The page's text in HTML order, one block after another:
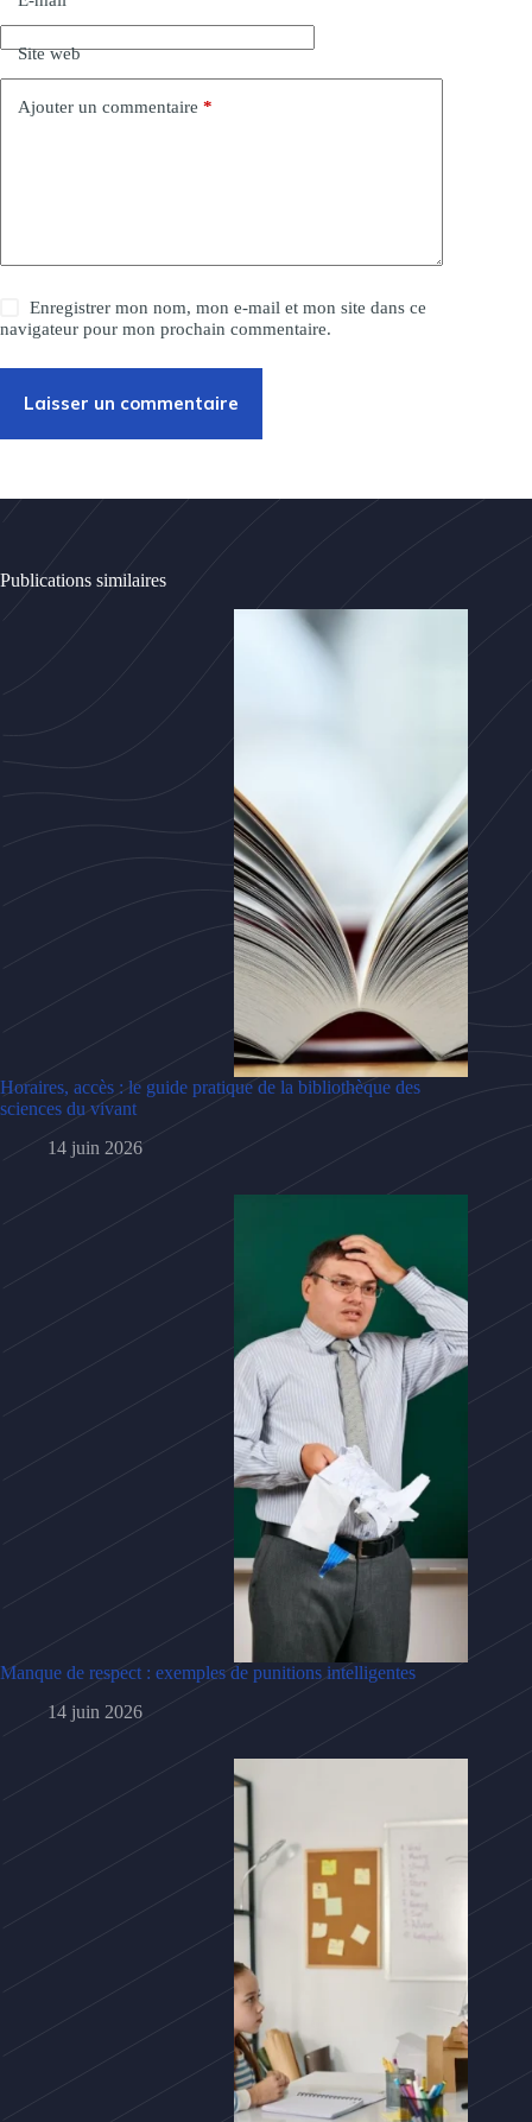
Site web
Ajouter un commentaire *
Enregistrer mon nom, mon e-mail et mon site dans ce
navigateur pour mon prochain commentaire.
Laisser un commentaire
v
e
Publications similaires
Horaires, accès : le guide pratique de la bibliothèque des
sciences du vivant
14 juin 2026
Manque de respect : exemples de punitions intelligentes
14 juin 2026